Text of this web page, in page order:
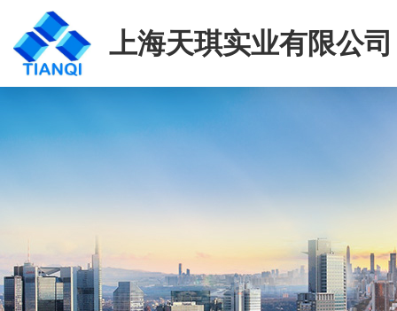
上海天琪实业有限公司